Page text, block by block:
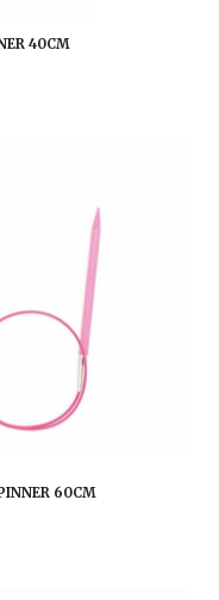
40CM
60CM